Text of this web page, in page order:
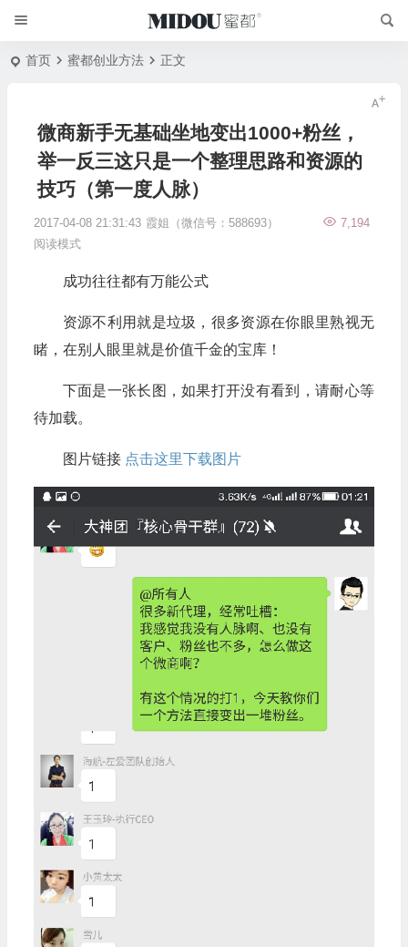
首页 蜜都创业方法 正文
微商新手无基础坐地变出1000+粉丝，
举一反三这只是一个整理思路和资源的
技巧（第一度人脉）
2017-04-08 21:31:43 霞姐（微信号：588693）
7,194
阅读模式
成功往往都有万能公式
资源不利用就是垃圾，很多资源在你眼里熟视无
睹，在别人眼里就是价值千金的宝库！
下面是一张长图，如果打开没有看到，请耐心等
待加载。
图片链接 点击这里下载图片